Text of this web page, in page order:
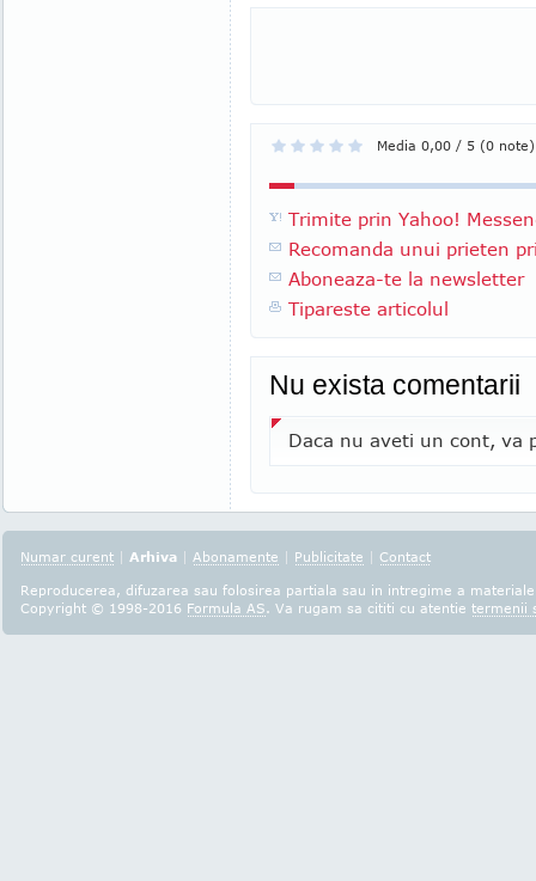
Media 0,00 / 5 (0 note)
Trimite prin Yahoo!
Recomanda unui prieten
Aboneaza-te la newsletter
Tipareste articolul
Nu exista comentarii
Daca nu aveti un cont, va
Numar curent | Arhiva | Abonamente | Publicitate | Contact
Reproducerea, difuzarea sau folosirea partiala sau in intregime a
Copyright © 1998-2016 Formula AS. Va rugam sa cititi cu atentie termenii